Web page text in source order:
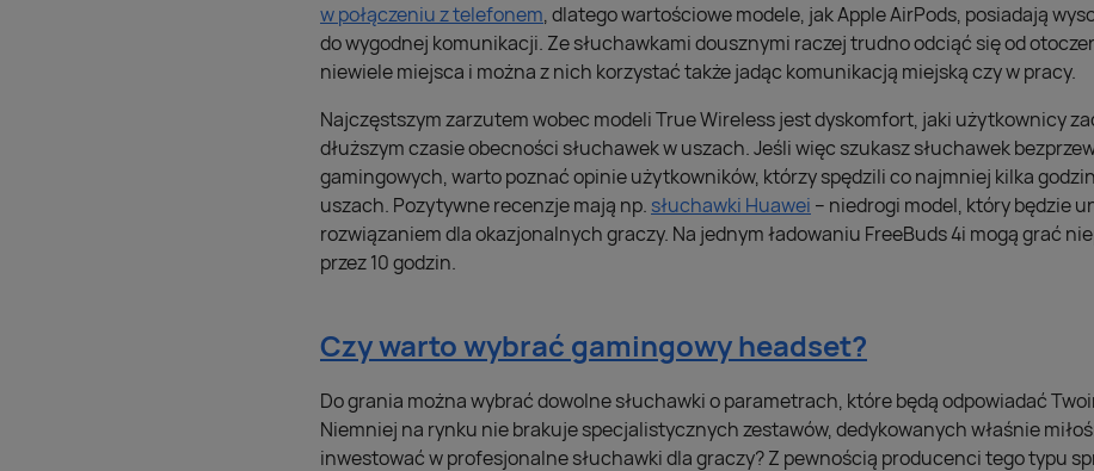
w połączeniu z telefonem, dlatego wartościowe modele, jak Apple AirPods, posiadają
do wygodnej komunikacji. Ze słuchawkami dousznymi raczej trudno odciąć się od
niewiele miejsca i można z nich korzystać także jadąc komunikacją miejską czy w pracy.
Najczęstszym zarzutem wobec modeli True Wireless jest dyskomfort, jaki użytkownicy
dłuższym czasie obecności słuchawek w uszach. Jeśli więc szukasz słuchawek
gamingowych, warto poznać opinie użytkowników, którzy spędzili co najmniej kilka
uszach. Pozytywne recenzje mają np. słuchawki Huawei – niedrogi model, który będzie
rozwiązaniem dla okazjonalnych graczy. Na jednym ładowaniu FreeBuds 4i mogą grać
przez 10 godzin.
Czy warto wybrać gamingowy headset?
Do grania można wybrać dowolne słuchawki o parametrach, które będą odpowiadać
Niemniej na rynku nie brakuje specjalistycznych zestawów, dedykowanych właśnie
inwestować w profesjonalne słuchawki dla graczy? Z pewnością producenci tego typu